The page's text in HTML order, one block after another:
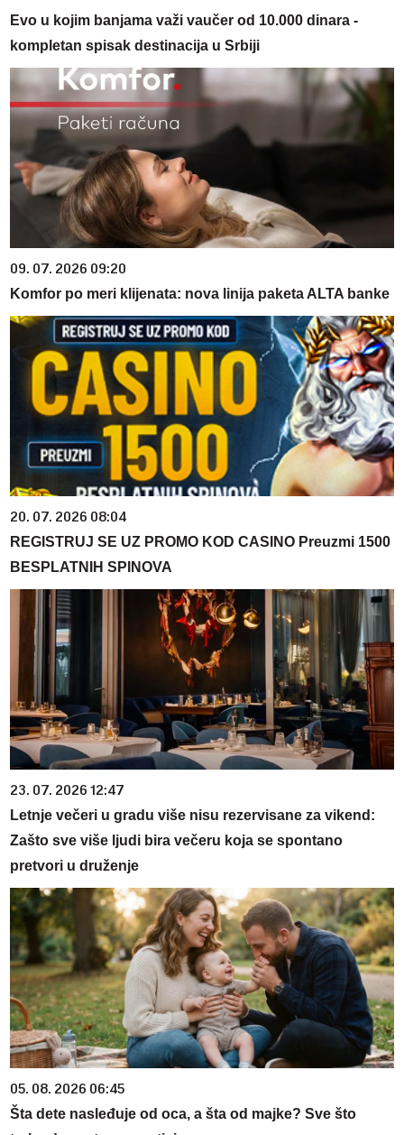
Evo u kojim banjama važi vaučer od 10.000 dinara -
kompletan spisak destinacija u Srbiji
09. 07. 2026 09:20
Komfor po meri klijenata: nova linija paketa ALTA banke
20. 07. 2026 08:04
REGISTRUJ SE UZ PROMO KOD CASINO Preuzmi 1500
BESPLATNIH SPINOVA
23. 07. 2026 12:47
Letnje večeri u gradu više nisu rezervisane za vikend:
Zašto sve više ljudi bira večeru koja se spontano
pretvori u druženje
05. 08. 2026 06:45
Šta dete nasleđuje od oca, a šta od majke? Sve što